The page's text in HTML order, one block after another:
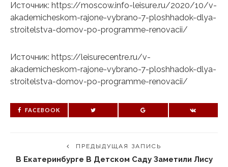
Источник: https://moscow.info-leisure.ru/2020/10/v-
akademicheskom-rajone-vybrano-7-ploshhadok-dlya-
stroitelstva-domov-po-programme-renovacii/
Источник: https://leisurecentre.ru/v-
akademicheskom-rajone-vybrano-7-ploshhadok-dlya-
stroitelstva-domov-po-programme-renovacii/
FACEBOOK
ПРЕДЫДУЩАЯ ЗАПИСЬ
В Екатеринбурге В Детском Саду Заметили Лису